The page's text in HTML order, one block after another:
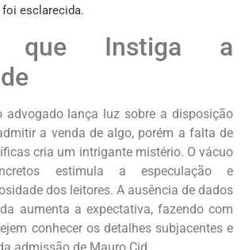
esclarecida.
que Instiga a
advogado lança luz sobre a disposição
a venda de algo, porém a falta de
cria um intrigante mistério. O vácuo
estimula a especulação e
dos leitores. A ausência de dados
aumenta a expectativa, fazendo com
conhecer os detalhes subjacentes e
admissão de Mauro Cid.